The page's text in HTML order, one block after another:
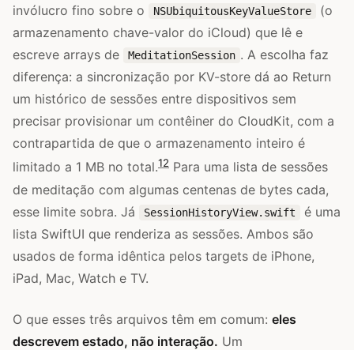
invólucro fino sobre o
NSUbiquitousKeyValueStore
(o
armazenamento chave-valor do iCloud) que lê e
escreve arrays de
MeditationSession . A escolha faz
diferença: a sincronização por KV-store dá ao Return
um histórico de sessões entre dispositivos sem
precisar provisionar um contêiner do CloudKit, com a
contrapartida de que o armazenamento inteiro é
limitado a 1 MB no total.12 Para uma lista de sessões
de meditação com algumas centenas de bytes cada,
esse limite sobra. Já
SessionHistoryView.swift
é uma
lista SwiftUI que renderiza as sessões. Ambos são
usados de forma idêntica pelos targets de iPhone,
iPad, Mac, Watch e TV.
O que esses três arquivos têm em comum: eles
descrevem estado, não interação. Um